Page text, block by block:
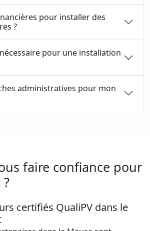
pour installer des
?
pour une installation
administratives pour mon
faire confiance pour
certifiés QualiPV dans le